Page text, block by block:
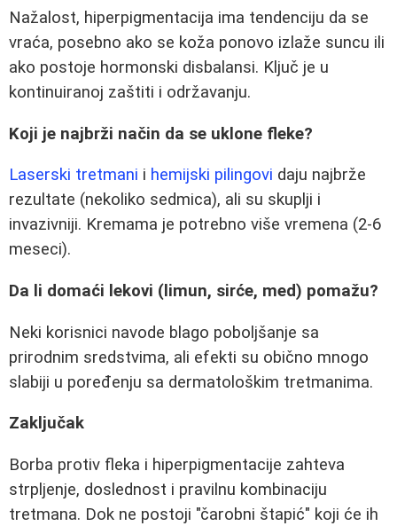
Nažalost, hiperpigmentacija ima tendenciju da se
vraća, posebno ako se koža ponovo izlaže suncu ili
ako postoje hormonski disbalansi. Ključ je u
kontinuiranoj zaštiti i održavanju.
Koji je najbrži način da se uklone fleke?
Laserski tretmani i hemijski pilingovi daju najbrže
rezultate (nekoliko sedmica), ali su skuplji i
invazivniji. Kremama je potrebno više vremena (2-6
meseci).
Da li domaći lekovi (limun, sirće, med) pomažu?
Neki korisnici navode blago poboljšanje sa
prirodnim sredstvima, ali efekti su obično mnogo
slabiji u poređenju sa dermatološkim tretmanima.
Zaključak
Borba protiv fleka i hiperpigmentacije zahteva
strpljenje, doslednost i pravilnu kombinaciju
tretmana. Dok ne postoji "čarobni štapić" koji će ih